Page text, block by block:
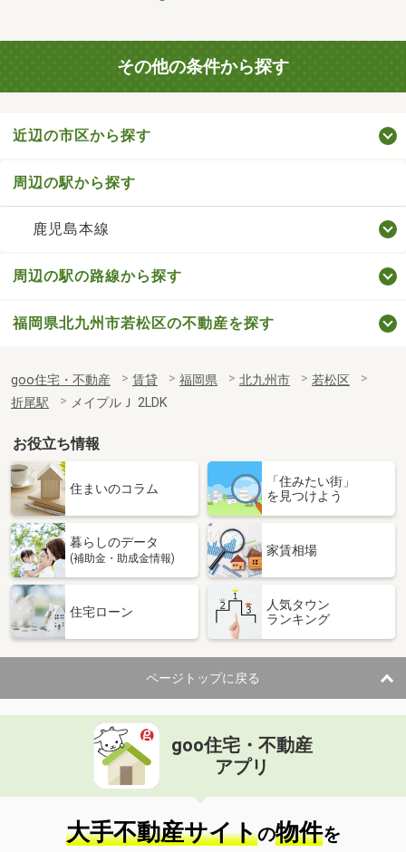
その他の条件から探す
近辺の市区から探す
周辺の駅から探す
鹿児島本線
周辺の駅の路線から探す
福岡県北九州市若松区の不動産を探す
goo住宅・不動産 賃貸 福岡県 北九州市
若松区
折尾駅
メイプルＪ 2LDK
お役立ち情報
住まいのコラム
「住みたい街」
を見つけよう
暮らしのデータ
(補助金・助成金情報)
家賃相場
住宅ローン
人気タウン
ランキング
ページトップに戻る
goo住宅・不動産
アプリ
大手不動産サイトの物件を